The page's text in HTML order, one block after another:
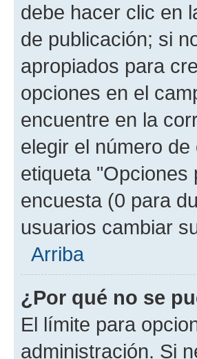
debe hacer clic en
de publicación; si
apropiados para
opciones en el
encuentre en la
elegir el número
etiqueta "Opciones
encuesta (0 para
usuarios cambiar
Arriba
¿Por qué no se
El límite para
administración. Si